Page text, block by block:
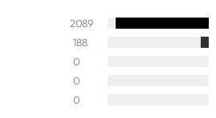
2089
188
0
0
0